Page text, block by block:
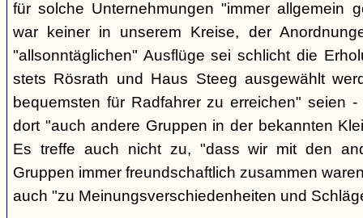
für solche Unternehmungen "immer allgemein
war keiner in unserem Kreise, der
"allsonntäglichen" Ausflüge sei schlicht die
stets Rösrath und Haus Steeg ausgewählt
bequemsten für Radfahrer zu erreichen" seien
dort "auch andere Gruppen in der bekannten
Es treffe auch nicht zu, "dass wir mit den
Gruppen immer freundschaftlich zusammen
auch "zu Meinungsverschiedenheiten und